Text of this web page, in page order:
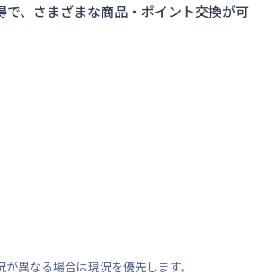
で、さまざまな商品・ポイント交換が可
異なる場合は現況を優先します。